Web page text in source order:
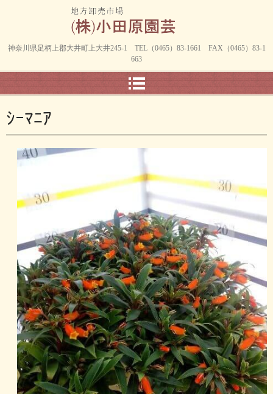
神奈川県足柄上郡大井町上大井245-1 TEL（0465）83-1661 FAX（0465）83-1
663
ｼｰﾏﾆｱ